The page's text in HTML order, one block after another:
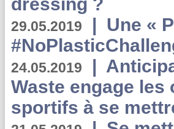
29.05.2019 | Une «
24.05.2019 |
Waste engage les
sportifs à se